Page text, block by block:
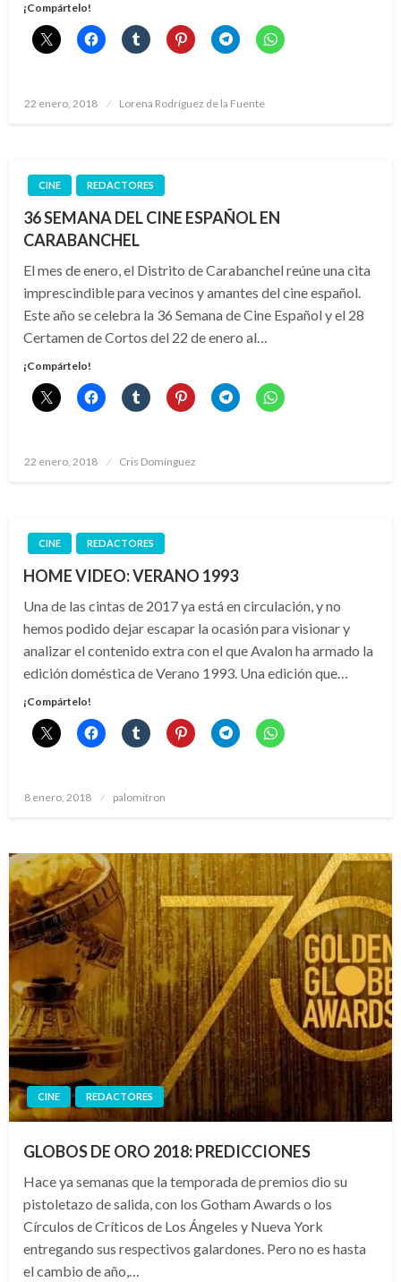
¡Compártelo!
Publicado
22 enero, 2018 Lorena Rodríguez de la Fuente
CINE REDACTORES
36 SEMANA DEL CINE ESPAÑOL EN
CARABANCHEL
El mes de enero, el Distrito de Carabanchel reúne una cita
imprescindible para vecinos y amantes del cine español.
Este año se celebra la 36 Semana de Cine Español y el 28
Certamen de Cortos del 22 de enero al…
¡Compártelo!
Publicado
22 enero, 2018 Cris Domínguez
CINE REDACTORES
HOME VIDEO: VERANO 1993
Una de las cintas de 2017 ya está en circulación, y no
hemos podido dejar escapar la ocasión para visionar y
analizar el contenido extra con el que Avalon ha armado la
edición doméstica de Verano 1993. Una edición que…
¡Compártelo!
Publicado
8 enero, 2018 palomitron
CINE REDACTORES
GLOBOS DE ORO 2018: PREDICCIONES
Hace ya semanas que la temporada de premios dio su
pistoletazo de salida, con los Gotham Awards o los
Círculos de Críticos de Los Ángeles y Nueva York
entregando sus respectivos galardones. Pero no es hasta
el cambio de año,…